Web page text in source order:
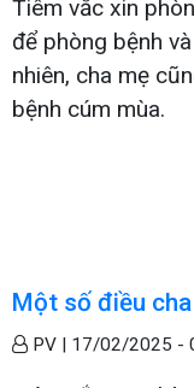
Tiêm vắc xin
để phòng bệnh
nhiên, cha mẹ
bệnh cúm mùa.
Một số điều
PV | 17/02/2025 -